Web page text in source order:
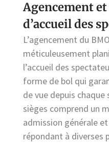
Agencement
d’accueil des
L’agencement du
méticuleusement
l’accueil des
forme de bol qui
de vue depuis
sièges comprend un
admission générale
répondant à diverses